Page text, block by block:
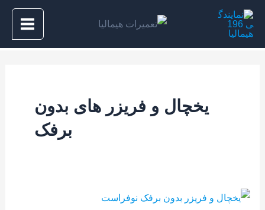
پرش
Main
یخچال و فریزر های بدون
برفک
عملکرد